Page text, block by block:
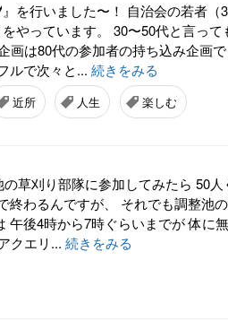
を行いました〜！ 自治会の若者（
やっています。 30〜50代と言って
画は80代の参加者の持ち込み企画
ルで次々と... 続きをみる
近所 人生 楽しむ
草刈り部隊に参加してみたら 50人
終わるんですが、 それでも調整池
午後4時から7時ぐらいまでが 体に
クエリ... 続きをみる